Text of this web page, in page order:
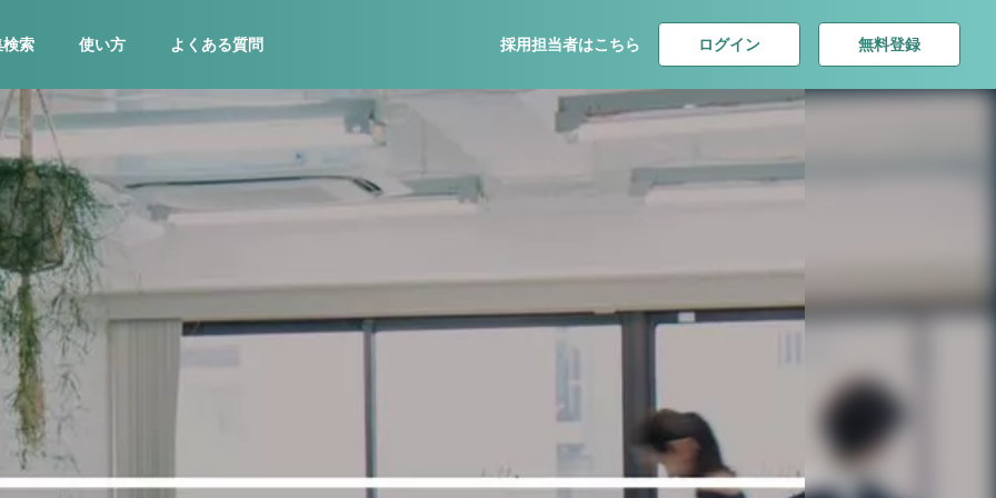
検索 使い方 よくある質問 採用担当者はこちら ログイン 無料登録